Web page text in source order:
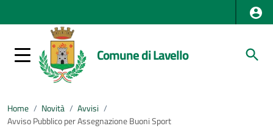
Comune di Lavello
Home / Novità / Avvisi /
Avviso Pubblico per Assegnazione Buoni Sport